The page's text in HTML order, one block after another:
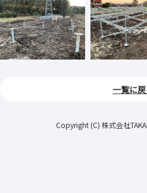
一覧に
Copyright (C) 株式会社